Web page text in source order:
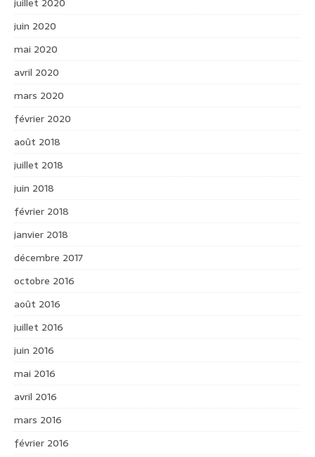
juin 2020
mai 2020
avril 2020
mars 2020
février 2020
août 2018
juillet 2018
juin 2018
février 2018
janvier 2018
décembre 2017
octobre 2016
août 2016
juillet 2016
juin 2016
mai 2016
avril 2016
mars 2016
février 2016